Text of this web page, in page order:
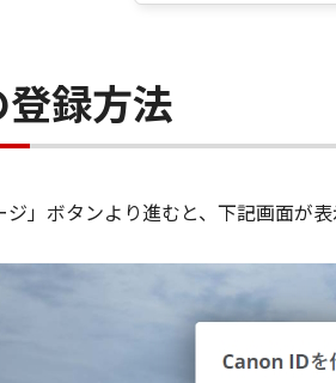
録方法
ジ」ボタンより進むと、下記画面が表